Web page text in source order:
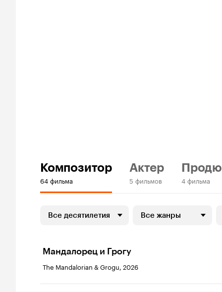
Композитор
64 фильма
Актер
5 фильмов 4 фильма
Все десятилетия Все жанры
Мандалорец и Грогу
The Mandalorian & Grogu, 2026